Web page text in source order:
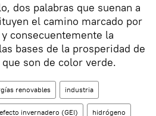
dos palabras que suenan a
el camino marcado por
consecuentemente la
bases de la prosperidad de
son de color verde.
renovables industria
invernadero (GEI) hidrógeno